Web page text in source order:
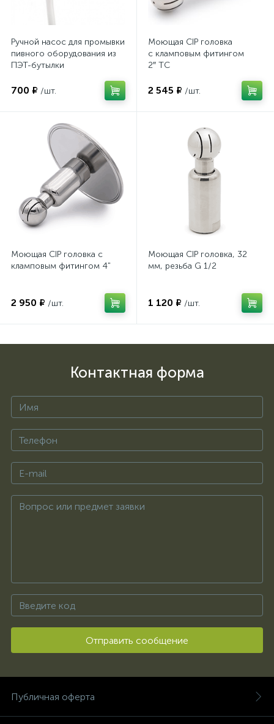
Ручной насос для промывки
пивного оборудования из
ПЭТ-бутылки
700 ₽ /шт.
Моющая CIP головка
с кламповым фитингом
2″ TC
2 545 ₽ /шт.
Моющая CIP головка с
кламповым фитингом 4"
2 950 ₽ /шт.
Моющая CIP головка, 32
мм, резьба G 1/2
1 120 ₽ /шт.
Контактная форма
Отправить сообщение
Публичная оферта